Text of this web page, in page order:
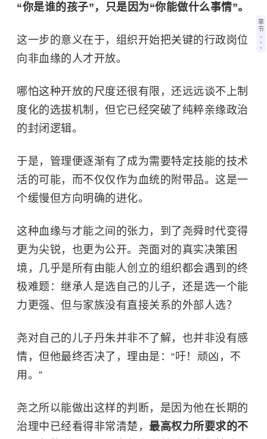
“你是谁的孩子”，只是因为“你能做什么事情”。
这一步的意义在于，组织开始把关键的行政岗位
向非血缘的人才开放。
哪怕这种开放的尺度还很有限，还远远谈不上制
度化的选拔机制，但它已经突破了纯粹亲缘政治
的封闭逻辑。
于是，管理便逐渐有了成为需要特定技能的技术
活的可能，而不仅仅作为血统的附带品。这是一
个缓慢但方向明确的进化。
这种血缘与才能之间的张力，到了尧舜时代变得
更为尖锐，也更为公开。尧面对的真实决策困
境，几乎是所有由能人创立的组织都会遇到的终
极难题：继承人是选自己的儿子，还是选一个能
力更强、但与家族没有直接关系的外部人选？
尧对自己的儿子丹朱并非不了解，也并非没有感
情，但他最终否决了，理由是：“吁！顽凶，不
用。”
尧之所以能做出这样的判断，是因为他在长期的
治理中已经看得非常清楚， 最高权力所要求的不
章
节